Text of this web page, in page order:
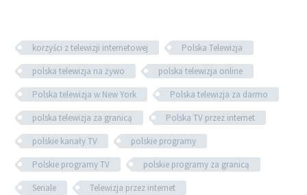
korzyści z telewizji internetowej
Polska Telewizja
polska telewizja na żywo
polska telewizja online
Polska telewizja w New York
Polska telewizja za darmo
polska telewizja za granicą
Polska TV przez internet
polskie kanały TV
polskie programy
Polskie programy TV
polskie programy za granicą
Seriale
Telewizja przez internet